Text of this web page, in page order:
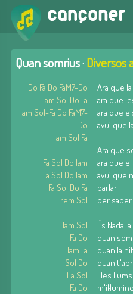
Quan somrius ·Diversos
Do Fa Do FaM7-Do
lam Sol Do Fa
lam Sol-Fa Do FaM7-
Do
lam Sol Fa
Fa Sol Do lam
Fa Sol Do lam
Fa Sol Do Fa
rem Sol
lam Sol
Fa Do
lam Fa
Sol Do
La Sol
Fa Do
Ara que
ara que
ara que
avui que
Ara que
ara que
avui que
parlar
per
És Nadal
quan
quan la
quan
i les